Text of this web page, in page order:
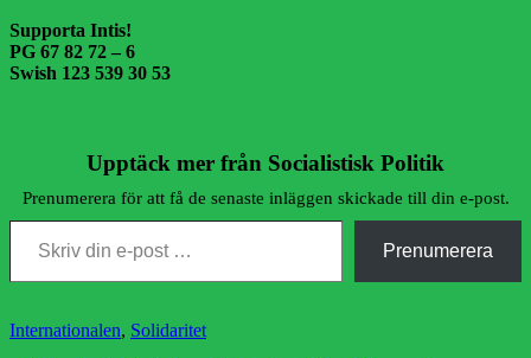
Supporta Intis!
PG 67 82 72 – 6
Swish 123 539 30 53
Upptäck mer från Socialistisk Politik
Prenumerera för att få de senaste inläggen skickade till din e-post.
Skriv din e-post …
Prenumerera
Kategorier
Internationalen, Solidaritet